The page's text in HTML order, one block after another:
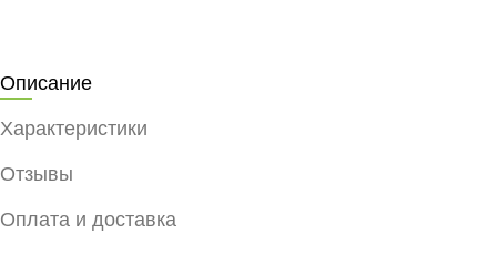
Описание
Характеристики
Отзывы
Оплата и доставка